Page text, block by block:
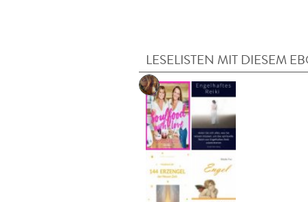
LESELISTEN MIT DIESEM